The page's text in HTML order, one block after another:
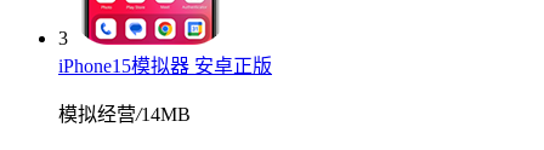
3
iPhone15模拟器 安卓正版
模拟经营/14MB